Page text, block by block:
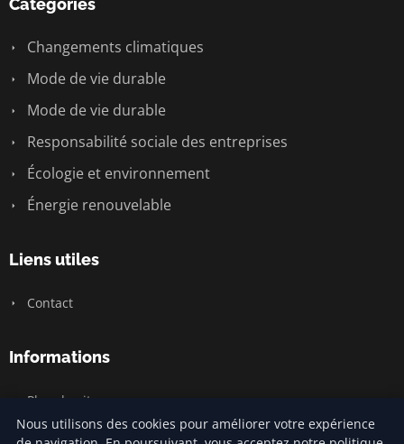
Catégories
Changements climatiques
Mode de vie durable
Mode de vie durable
Responsabilité sociale des entreprises
Écologie et environnement
Énergie renouvelable
Liens utiles
Contact
Informations
Plan du site
Nous utilisons des cookies pour améliorer votre expérience